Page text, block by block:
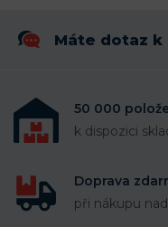
Máte dotaz
50 000
k dispozici
Doprava
při nákupu